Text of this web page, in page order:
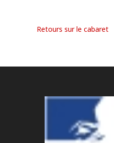
Retours sur le cabaret